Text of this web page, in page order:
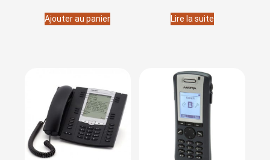
Ajouter au panier Lire la suite